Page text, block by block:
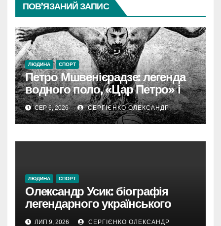
ПОВ’ЯЗАНИЙ ЗАПИС
ЛЮДИНА СПОРТ
Петро Мшвенієрадзе: легенда
водного поло, «Цар Петро» і
батько династії
СЕР 6, 2026 СЕРГІЄНКО ОЛЕКСАНДР
ЛЮДИНА СПОРТ
Олександр Усик: біографія
легендарного українського
боксера від Олімпіади до
ЛИП 9, 2026 СЕРГІЄНКО ОЛЕКСАНДР